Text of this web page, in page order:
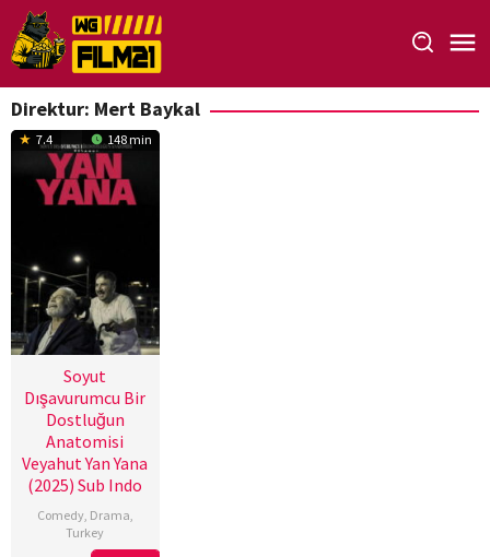
Loncat
ke
konten
Direktur: Mert Baykal
7.4 148 min
Soyut
Dışavurumcu Bir
Dostluğun
Anatomisi
Veyahut Yan Yana
(2025) Sub Indo
Comedy, Drama
Turkey